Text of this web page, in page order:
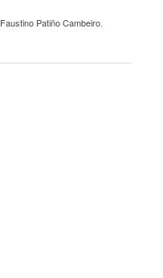
Faustino Patiño Cambeiro